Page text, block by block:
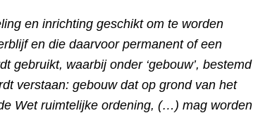
en inrichting geschikt om te worden
en die daarvoor permanent of een
gebruikt, waarbij onder ‘gebouw’, bestemd
verstaan: gebouw dat op grond van het
Wet ruimtelijke ordening, (…) mag worden